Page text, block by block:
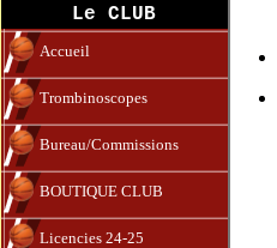
Le CLUB
Accueil
Trombinoscopes
Bureau/Commissions
BOUTIQUE CLUB
Licencies 24-25